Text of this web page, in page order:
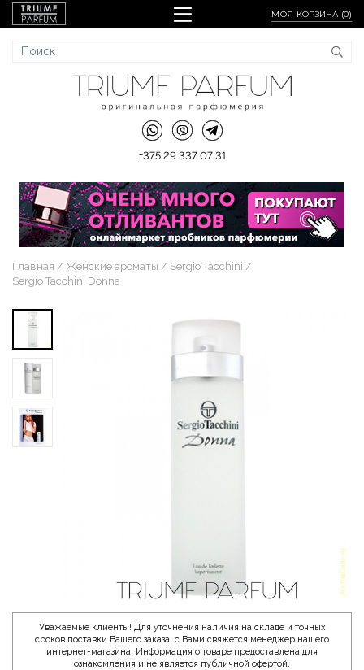
МОЯ КОРЗИНА (0)
+375 29 337 07 31
Главная Женские ароматы
Sergio Tacchini
Sergio Tacchini Donna
Уважаемые клиенты! Для уточнения наличия на складе и точных
сроков поставки Вашего заказа, с Вами свяжется менеджер нашего
интернет-магазина. Информация о товаре предоставлена для
ознакомления и не является публичной офертой.